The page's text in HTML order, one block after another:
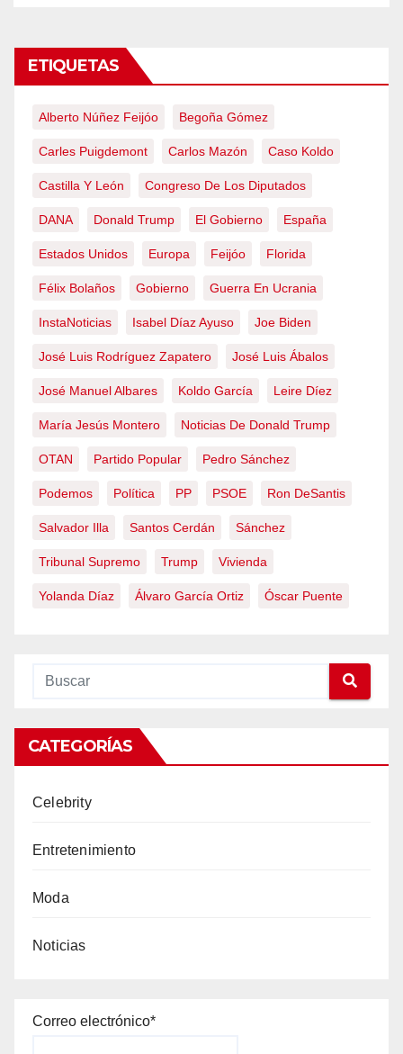
ETIQUETAS
Alberto Núñez Feijóo Begoña Gómez
Carles Puigdemont Carlos Mazón Caso Koldo
Castilla Y León Congreso De Los Diputados
DANA Donald Trump El Gobierno España
Estados Unidos Europa Feijóo Florida
Félix Bolaños Gobierno Guerra En Ucrania
InstaNoticias Isabel Díaz Ayuso Joe Biden
José Luis Rodríguez Zapatero José Luis Ábalos
José Manuel Albares Koldo García Leire Díez
María Jesús Montero Noticias De Donald Trump
OTAN Partido Popular Pedro Sánchez
Podemos Política PP PSOE Ron DeSantis
Salvador Illa Santos Cerdán Sánchez
Tribunal Supremo Trump Vivienda
Yolanda Díaz Álvaro García Ortiz Óscar Puente
CATEGORÍAS
Celebrity
Entretenimiento
Moda
Noticias
Correo electrónico*